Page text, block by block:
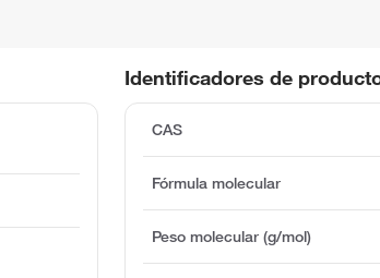
Identificadores de
CAS
Fórmula molecular
Peso molecular (g/mol)